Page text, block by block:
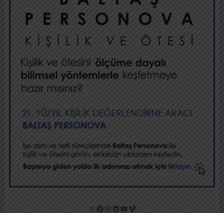
X Facebook
Instagram
LinkedIn
YouTube
Vimeo